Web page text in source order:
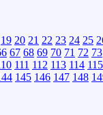
19 20 21 22 23 24 25
67 68 69 70 71 72 73
111 112 113 114 115
145 146 147 148